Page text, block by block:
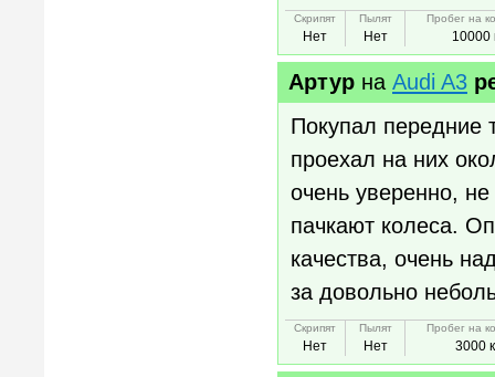
Скрипят
Нет
Пылят
Нет
Пробег на
10000
Артур на Audi A3
Покупал передние
проехал на них
очень уверенно,
пачкают колеса.
качества, очень
за довольно
Скрипят
Нет
Пылят
Нет
Пробег на
3000